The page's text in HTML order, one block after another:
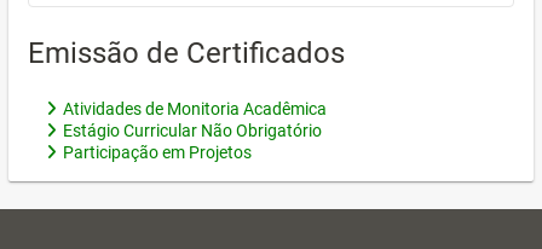
Emissão de Certificados
Atividades de Monitoria Acadêmica
Estágio Curricular Não Obrigatório
Participação em Projetos